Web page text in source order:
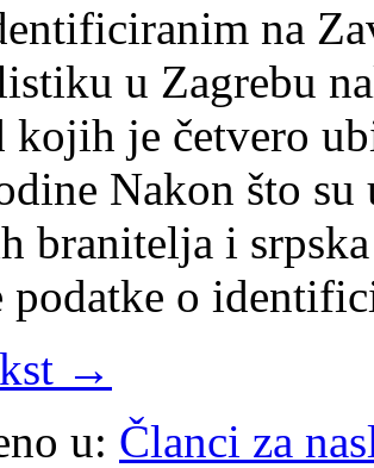
na
u Zagrebu
kojih je četvero
Nakon što
branitelja i
podatke o
→
u: Članci za